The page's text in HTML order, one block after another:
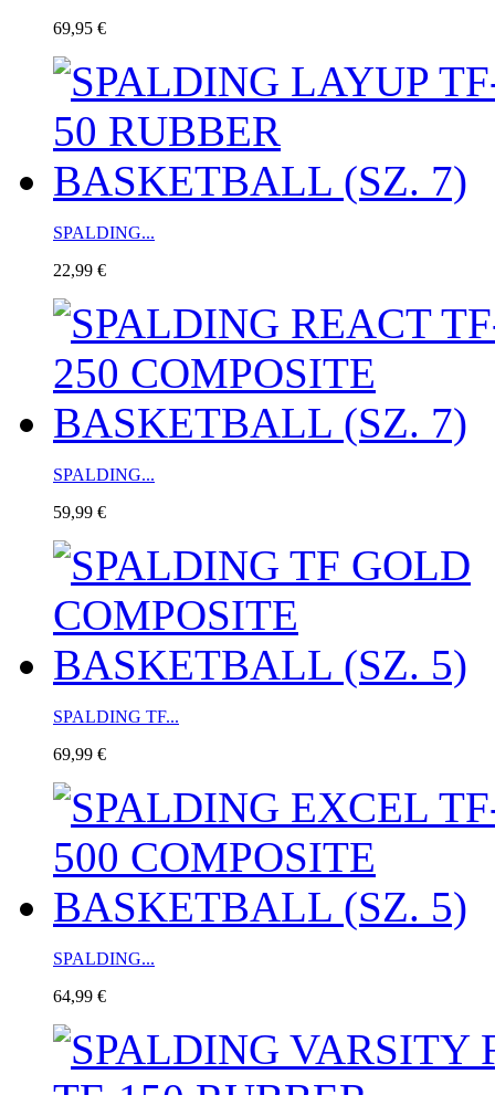
69,95 €
SPALDING...
22,99 €
SPALDING...
59,99 €
SPALDING TF...
69,99 €
SPALDING...
64,99 €